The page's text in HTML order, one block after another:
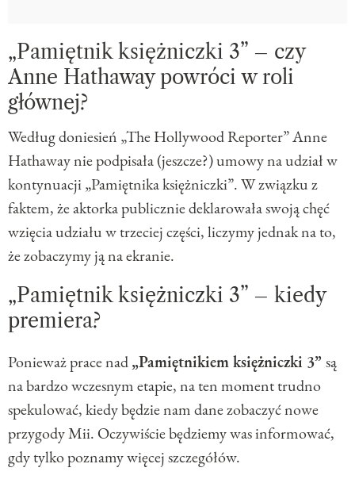
„Pamiętnik księżniczki 3” – czy
Anne Hathaway powróci w roli
głównej?
Według doniesień „The Hollywood Reporter” Anne
Hathaway nie podpisała (jeszcze?) umowy na udział w
kontynuacji „Pamiętnika księżniczki”. W związku z
faktem, że aktorka publicznie deklarowała swoją chęć
wzięcia udziału w trzeciej części, liczymy jednak na to,
że zobaczymy ją na ekranie.
„Pamiętnik księżniczki 3” – kiedy
premiera?
Ponieważ prace nad„Pamiętnikiem księżniczki 3” są
na bardzo wczesnym etapie, na ten moment trudno
spekulować, kiedy będzie nam dane zobaczyć nowe
przygody Mii. Oczywiście będziemy was informować,
gdy tylko poznamy więcej szczegółów.